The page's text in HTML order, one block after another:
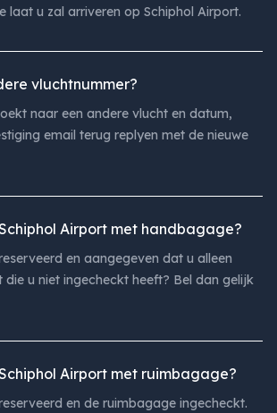
laat u zal arriveren op Schiphol Airport.
vluchtnummer?
naar een andere vlucht en datum,
email terug replyen met de nieuwe
Airport met handbagage?
en aangegeven dat u alleen
u niet ingecheckt heeft? Bel dan gelijk
Airport met ruimbagage?
en de ruimbagage ingecheckt.